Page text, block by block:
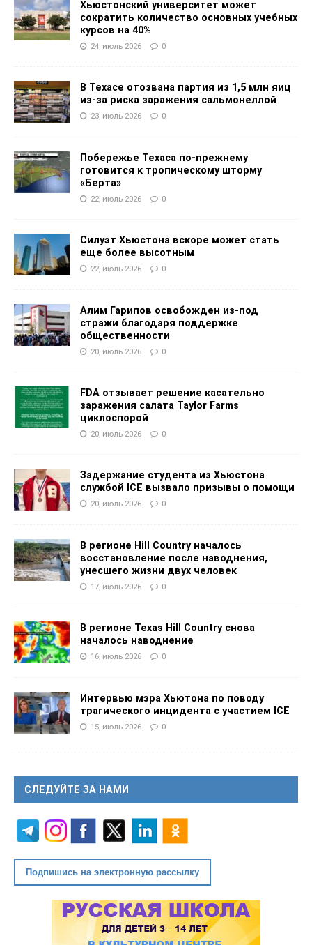
Хьюстонский университет может
сократить количество основных учебных
курсов на 40%
24, июль 2026 0
В Техасе отозвана партия из 1,5 млн яиц
из-за риска заражения сальмонеллой
23, июль 2026 0
Побережье Техаса по-прежнему
готовится к тропическому шторму
«Берта»
22, июль 2026 0
Силуэт Хьюстона вскоре может стать
еще более высотным
22, июль 2026 0
Алим Гарипов освобожден из-под
стражи благодаря поддержке
общественности
20, июль 2026 0
FDA отзывает решение касательно
заражения салата Taylor Farms
циклоспорой
20, июль 2026 0
Задержание студента из Хьюстона
службой ICE вызвало призывы о помощи
20, июль 2026 0
В регионе Hill Country началось
восстановление после наводнения,
унесшего жизни двух человек
17, июль 2026 0
В регионе Texas Hill Country снова
началось наводнение
16, июль 2026 0
Интервью мэра Хьютона по поводу
трагического инцидента с участием ICE
15, июль 2026 0
СЛЕДУЙТЕ ЗА НАМИ
Подпишись на электронную рассылку